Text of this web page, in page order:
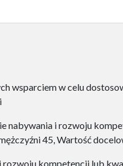
wsparciem w celu
nabywania i rozwoju
45, Wartość
rozwoju kompetencji lub